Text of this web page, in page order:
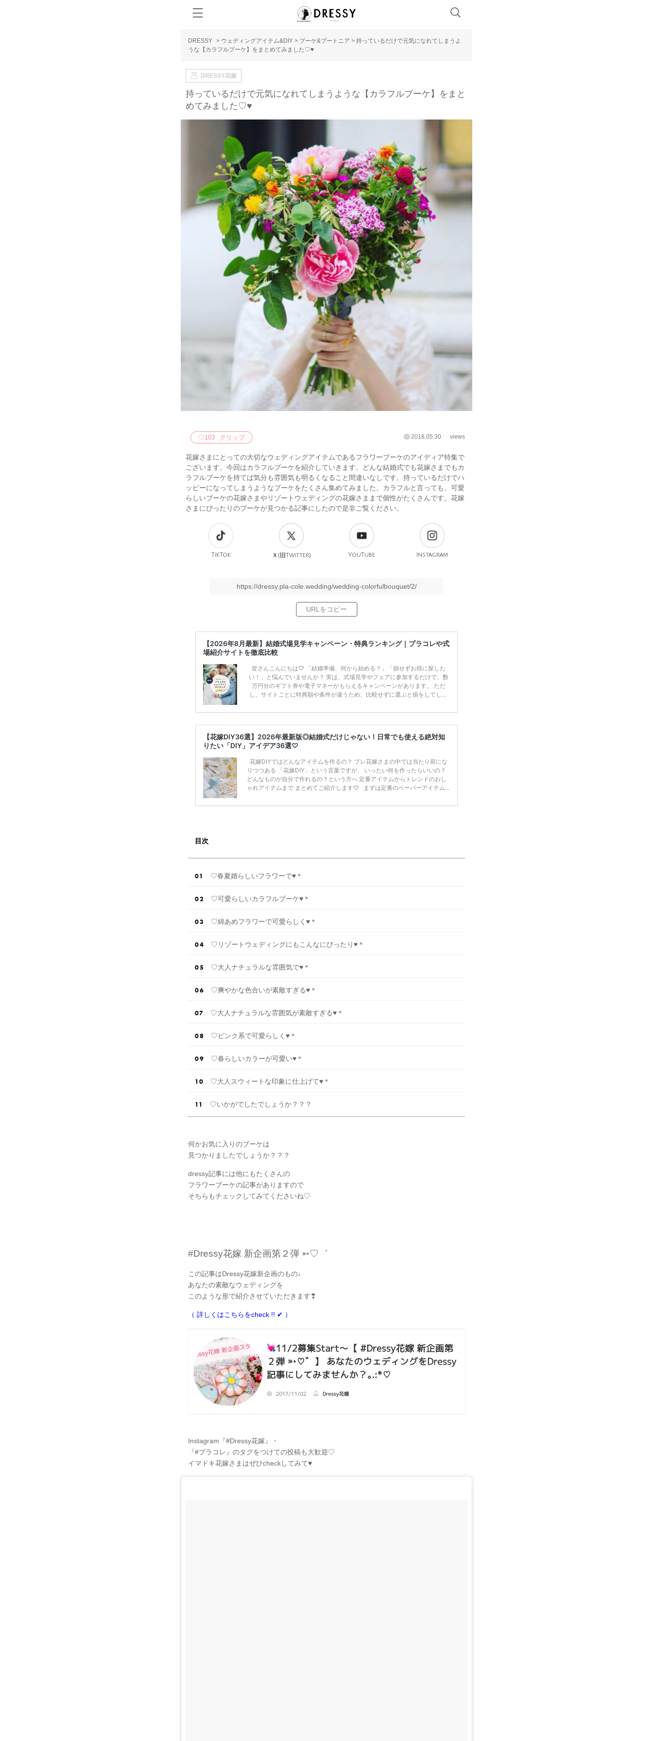
DRESSY > ウェディングアイテム&DIY > ブーケ&ブートニア > 持っているだけで元気になれてしまうよ
うな【カラフルブーケ】をまとめてみました♡♥
DRESSY花嫁
持っているだけで元気になれてしまうような【カラフルブーケ】をまと
めてみました♡♥
♡103 クリップ 2018.05.30 views
花嫁さまにとっての大切なウェディングアイテムであるフラワーブーケのアイディア特集で
ございます。今回はカラフルブーケを紹介していきます。どんな結婚式でも花嫁さまでもカ
ラフルブーケを持てば気分も雰囲気も明るくなること間違いなしです。持っているだけでハ
ッピーになってしまうようなブーケをたくさん集めてみました。カラフルと言っても、可愛
らしいブーケの花嫁さまやリゾートウェディングの花嫁さままで個性がたくさんです。花嫁
さまにぴったりのブーケが見つかる記事にしたので是非ご覧ください。
TikTok Ｘ(旧Twitter) YouTube Instagram
https://dressy.pla-cole.wedding/wedding-colorfulbouquet/2/
【2026年8月最新】結婚式場見学キャンペーン・特典ランキング｜プラコレや式
場紹介サイトを徹底比較
皆さんこんにちは♡ 「結婚準備、何から始める？」「損せずお得に探した
い！」と悩んでいませんか？ 実は、式場見学やフェアに参加するだけで、数
万円分のギフト券や電子マネーがもらえるキャンペーンがあります。 ただ
し、サイトごとに特典額や条件が違うため、比較せずに選ぶと損をしてしま
ンペーン特典ランキングを公開！ 比較サイト：プラコレ、ゼクシィ、ハナユ
補を絞れる「ウェディング診断」か、体験型 […]続きを読む
【花嫁DIY36選】2026年最新版◎結婚式だけじゃない！日常でも使える絶対知
りたい「DIY」アイデア36選♡
花嫁DIYではどんなアイテムを作るの？ プレ花嫁さまの中では当たり前にな
りつつある 「花嫁DIY」という言葉ですが、 いったい何を作ったらいいの？
どんなものが自分で作れるの？という方へ 定番アイテムからトレンドのおし
ゃれアイテムまで まとめてご紹介します♡ まずは定番のペーパーアイテム
ないでしょうか？ コストダウンやオリジナリティを 出していくために、トラ
目次
♡春夏婚らしいフラワーで♥＊
♡可愛らしいカラフルブーケ♥＊
♡綿あめフラワーで可愛らしく♥＊
♡リゾートウェディングにもこんなにぴったり♥＊
♡大人ナチュラルな雰囲気で♥＊
♡爽やかな色合いが素敵すぎる♥＊
♡大人ナチュラルな雰囲気が素敵すぎる♥＊
♡ピンク系で可愛らしく♥＊
♡春らしいカラーが可愛い♥＊
♡大人スウィートな印象に仕上げて♥＊
♡いかがでしたでしょうか？？？
何かお気に入りのブーケは
見つかりましたでしょうか？？？
dressy記事には他にもたくさんの
フラワーブーケの記事がありますので
そちらもチェックしてみてくださいね♡
#Dressy花嫁 新企画第２弾 ➳♡゛
この記事はDressy花嫁新企画のもの♩
あなたの素敵なウェディングを
このような形で紹介させていただきます❣
（ 詳しくはこちらをcheck !! ✔︎ ）
Instagram『#Dressy花嫁』・
『#プラコレ』のタグをつけての投稿も大歓迎♡
イマドキ花嫁さまはぜひcheckしてみて♥